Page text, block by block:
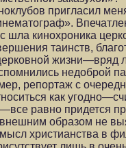
пригласил
шла кинохроника
таинств,
жизни—вряд
недоброй
репортаж с
как
равно придется
образом не
христианства в